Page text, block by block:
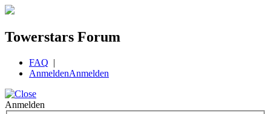
Towerstars Forum
FAQ |
AnmeldenAnmelden
Anmelden